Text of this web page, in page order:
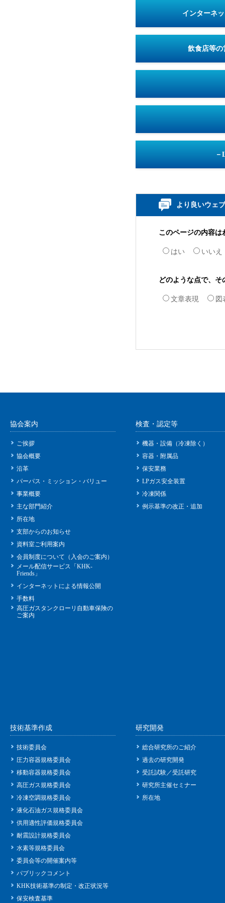
インターネ
飲食店等の
より良いウェ
このページの内容は
はい いいえ
どのような点で、
文章表現 図
協会案内
ご挨拶
協会概要
沿革
パーパス・ミッション・バリュー
事業概要
主な部門紹介
所在地
支部からのお知らせ
資料室ご利用案内
会員制度について（入会のご案内）
メール配信サービス「KHK-
Friends」
インターネットによる情報公開
手数料
高圧ガスタンクローリ自動車保険の
ご案内
検査・認定等
機器・設備（冷凍除く）
容器・附属品
保安業務
LPガス安全装置
冷凍関係
例示基準の改正・追加
技術基準作成
技術委員会
圧力容器規格委員会
移動容器規格委員会
高圧ガス規格委員会
冷凍空調規格委員会
液化石油ガス規格委員会
供用適性評価規格委員会
耐震設計規格委員会
水素等規格委員会
委員会等の開催案内等
パブリックコメント
KHK技術基準の制定・改正状況等
保安検査基準
研究開発
総合研究所のご紹介
過去の研究開発
受託試験／受託研究
研究所主催セミナー
所在地